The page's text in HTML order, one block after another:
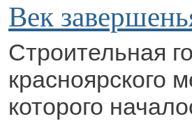
Век
Строительная
красноярского
которого